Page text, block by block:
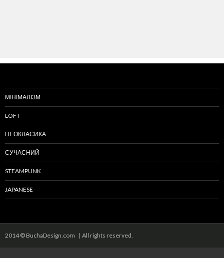
МІНІМАЛІЗМ
LOFT
НЕОКЛАСИКА
СУЧАСНИЙ
STEAMPUNK
JAPANESE
2014 © BuchaDesign.com | All rights reserved.